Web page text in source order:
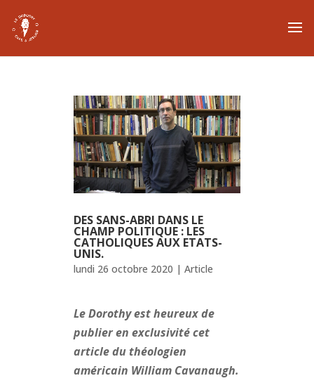
DES SANS-ABRI DANS LE
CHAMP POLITIQUE : LES
CATHOLIQUES AUX ETATS-
UNIS.
lundi 26 octobre 2020 | Article
Le Dorothy est heureux de
publier en exclusivité cet
article du théologien
américain William Cavanaugh.